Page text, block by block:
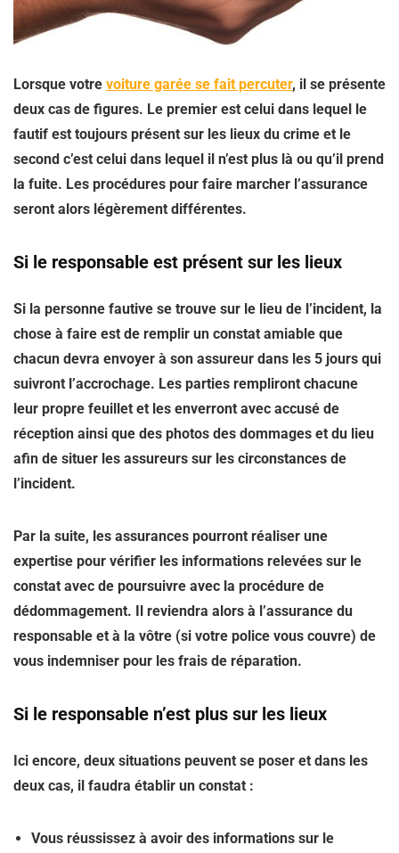
Lorsque votre voiture garée se fait percuter, il se présente
deux cas de figures. Le premier est celui dans lequel le
fautif est toujours présent sur les lieux du crime et le
second c’est celui dans lequel il n’est plus là ou qu’il prend
la fuite. Les procédures pour faire marcher l’assurance
seront alors légèrement différentes.
Si le responsable est présent sur les lieux
Si la personne fautive se trouve sur le lieu de l’incident, la
chose à faire est de remplir un constat amiable que
chacun devra envoyer à son assureur dans les 5 jours qui
suivront l’accrochage. Les parties rempliront chacune
leur propre feuillet et les enverront avec accusé de
réception ainsi que des photos des dommages et du lieu
afin de situer les assureurs sur les circonstances de
l’incident.
Par la suite, les assurances pourront réaliser une
expertise pour vérifier les informations relevées sur le
constat avec de poursuivre avec la procédure de
dédommagement. Il reviendra alors à l’assurance du
responsable et à la vôtre (si votre police vous couvre) de
vous indemniser pour les frais de réparation.
Si le responsable n’est plus sur les lieux
Ici encore, deux situations peuvent se poser et dans les
deux cas, il faudra établir un constat :
Vous réussissez à avoir des informations sur le